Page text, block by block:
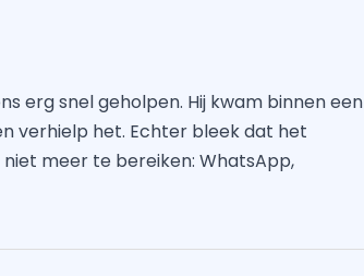
erg snel geholpen. Hij kwam binnen een
verhielp het. Echter bleek dat het
meer te bereiken: WhatsApp,